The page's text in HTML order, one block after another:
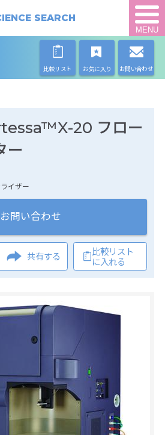
SEARCH
MENU
比較リスト お気に入り お問い合わせ
20 フロー
ー
イザー
お問い合わせ
共有する
比較リスト
に入れる